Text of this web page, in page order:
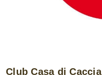
Club Casa di Caccia